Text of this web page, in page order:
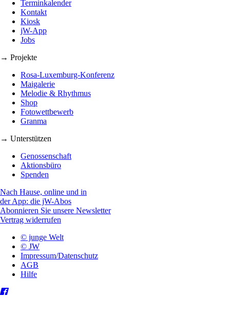
Terminkalender
Kontakt
Kiosk
jW-App
Jobs
→ Projekte
Rosa-Luxemburg-Konferenz
Maigalerie
Melodie & Rhythmus
Shop
Fotowettbewerb
Granma
→ Unterstützen
Genossenschaft
Aktionsbüro
Spenden
Nach Hause, online und in
der App: die jW-Abos
Abonnieren Sie unsere Newsletter
Vertrag widerrufen
© junge Welt
© JW
Impressum/Datenschutz
AGB
Hilfe